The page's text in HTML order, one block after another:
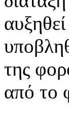
της
από το